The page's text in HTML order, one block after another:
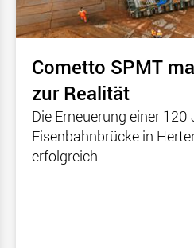
Cometto SPMT
zur Realität
Die Erneuerung einer 120
Eisenbahnbrücke in
erfolgreich.